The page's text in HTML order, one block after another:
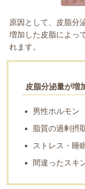
原因として、皮脂分
増加した皮脂によっ
れます。
皮脂分泌量が増
男性ホルモン
脂質の過剰摂
ストレス・睡
間違ったスキ